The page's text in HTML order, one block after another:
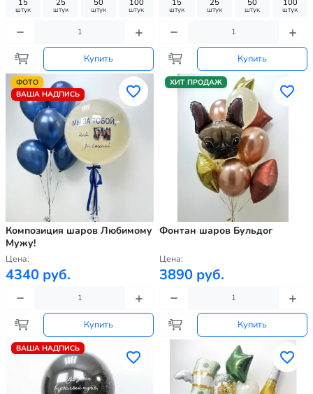
15
штук
25
штук
50
штук
100
штук
Купить
15
штук
25
штук
50
штук
100
штук
Купить
ФОТО
ВАША НАДПИСЬ
Композиция шаров Любимому
Мужу!
Цена:
4340 руб.
Купить
ХИТ ПРОДАЖ
Фонтан шаров Бульдог
Цена:
3890 руб.
Купить
ВАША НАДПИСЬ